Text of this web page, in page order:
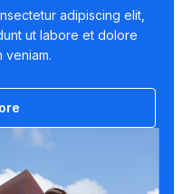
adipiscing elit,
ut labore et dolore
veniam.